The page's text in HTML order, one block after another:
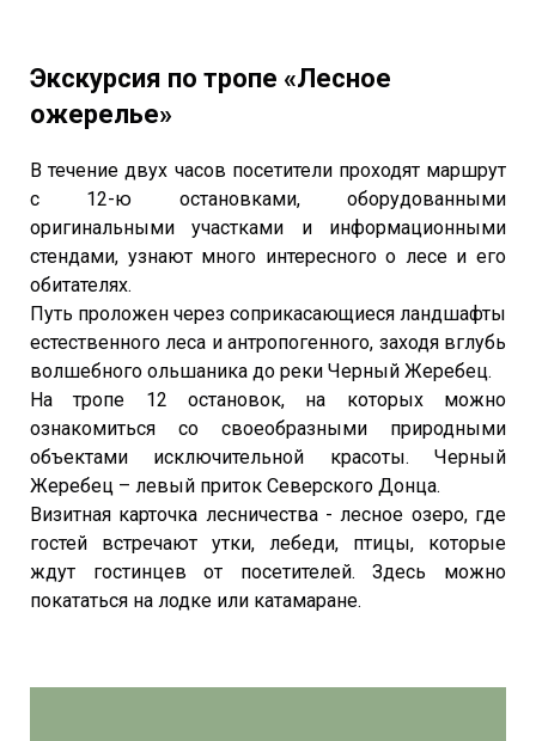
Экскурсия по тропе «Лесное
ожерелье»
В течение двух часов посетители проходят маршрут
с 12-ю остановками, оборудованными
оригинальными участками и информационными
стендами, узнают много интересного о лесе и его
обитателях.
Путь проложен через соприкасающиеся ландшафты
естественного леса и антропогенного, заходя вглубь
волшебного ольшаника до реки Черный Жеребец.
На тропе 12 остановок, на которых можно
ознакомиться со своеобразными природными
объектами исключительной красоты. Черный
Жеребец – левый приток Северского Донца.
Визитная карточка лесничества - лесное озеро, где
гостей встречают утки, лебеди, птицы, которые
ждут гостинцев от посетителей. Здесь можно
покататься на лодке или катамаране.